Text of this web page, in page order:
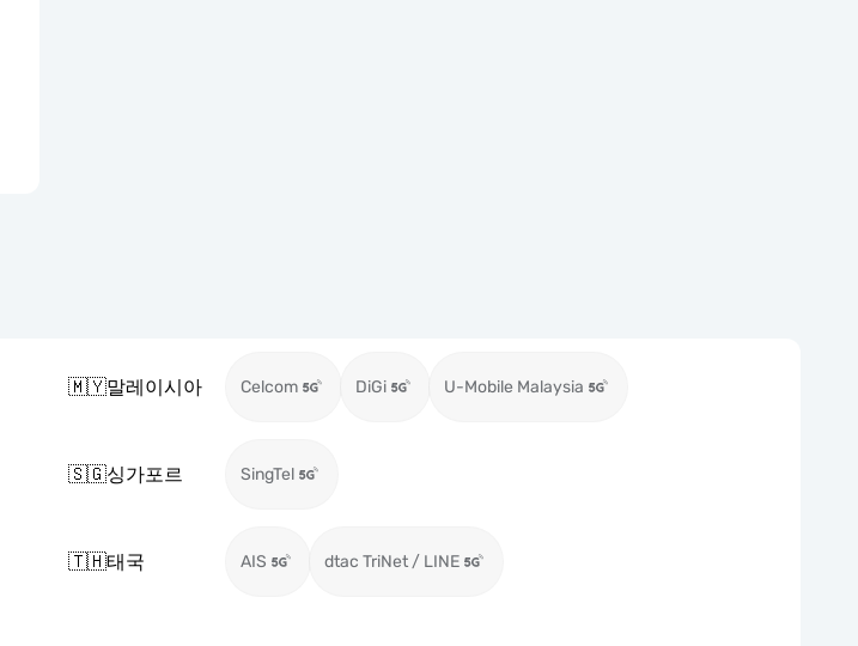
🇲🇾말레이시아 Celcom DiGi U-Mobile Malaysia
🇸🇬싱가포르 SingTel
🇹🇭태국 AIS dtac TriNet / LINE